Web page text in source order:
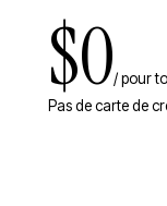
$0/ pour
Pas de carte de